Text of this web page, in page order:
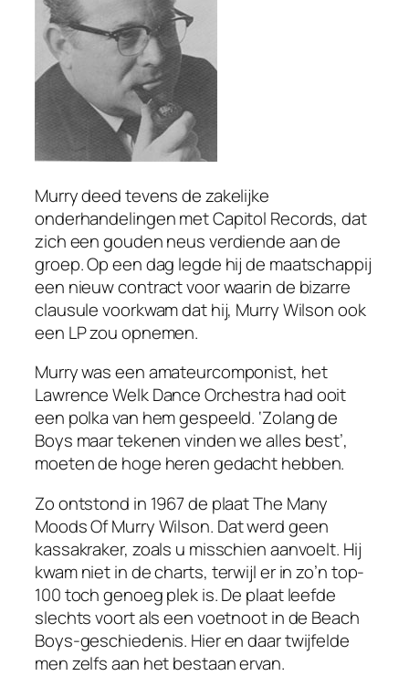
Murry deed tevens de zakelijke
onderhandelingen met Capitol Records, dat
zich een gouden neus verdiende aan de
groep. Op een dag legde hij de maatschappij
een nieuw contract voor waarin de bizarre
clausule voorkwam dat hij, Murry Wilson ook
een LP zou opnemen.
Murry was een amateurcomponist, het
Lawrence Welk Dance Orchestra had ooit
een polka van hem gespeeld. ‘Zolang de
Boys maar tekenen vinden we alles best’,
moeten de hoge heren gedacht hebben.
Zo ontstond in 1967 de plaatThe Many
Moods Of Murry Wilson. Dat werd geen
kassakraker, zoals u misschien aanvoelt. Hij
kwam niet in decharts, terwijl er in zo’n top-
100 toch genoeg plek is. De plaat leefde
slechts voort als een voetnoot in de Beach
Boys-geschiedenis. Hier en daar twijfelde
men zelfs aan het bestaan ervan.